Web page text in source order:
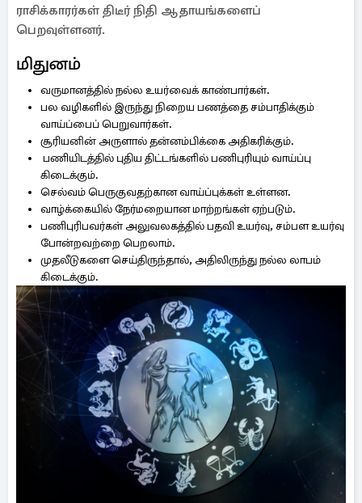
ராசிக்காரர்கள் திடீர் நிதி ஆதாயங்களைப்
பெறவுள்ளனர்.
மிதுனம்
வருமானத்தில் நல்ல உயர்வைக் காண்பார்கள்.
பல வழிகளில் இருந்து நிறைய பணத்தை சம்பாதிக்கும்
வாய்ப்பைப் பெறுவார்கள்.
சூரியனின் அருளால் தன்னம்பிக்கை அதிகரிக்கும்.
பணியிடத்தில் புதிய திட்டங்களில் பணிபுரியும் வாய்ப்பு
கிடைக்கும்.
செல்வம் பெருகுவதற்கான வாய்ப்புக்கள் உள்ளன.
வாழ்க்கையில் நேர்மறையான மாற்றங்கள் ஏற்படும்.
பணிபுரிபவர்கள் அலுவலகத்தில் பதவி உயர்வு, சம்பள உயர்வு
போன்றவற்றை பெறலாம்.
முதலீடுகளை செய்திருந்தால், அதிலிருந்து நல்ல லாபம்
கிடைக்கும்.